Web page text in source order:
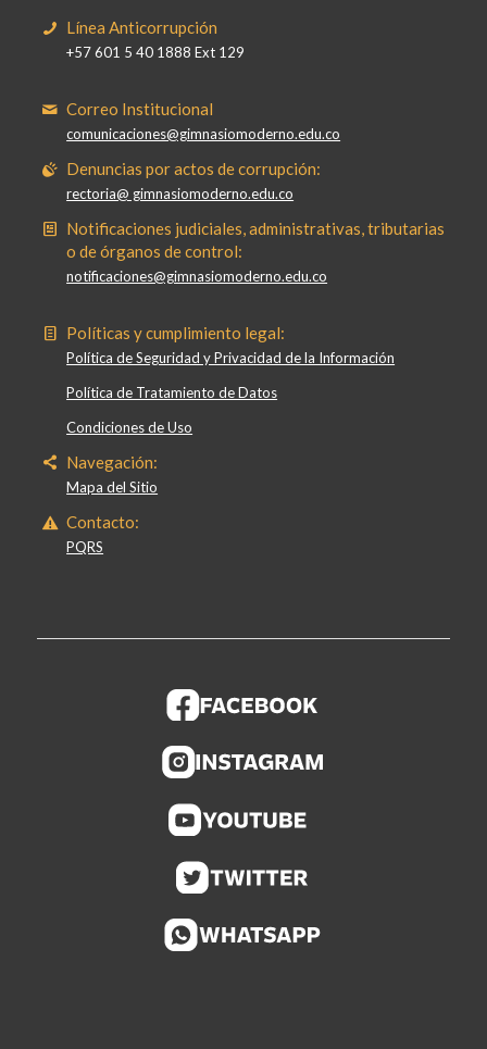
Línea Anticorrupción
+57 601 5 40 1888 Ext 129
Correo Institucional
comunicaciones@gimnasiomoderno.edu.co
Denuncias por actos de corrupción:
rectoria@ gimnasiomoderno.edu.co
Notificaciones judiciales, administrativas, tributarias
o de órganos de control:
notificaciones@gimnasiomoderno.edu.co
Políticas y cumplimiento legal:
Política de Seguridad y Privacidad de la Información
Política de Tratamiento de Datos
Condiciones de Uso
Navegación:
Mapa del Sitio
Contacto:
PQRS